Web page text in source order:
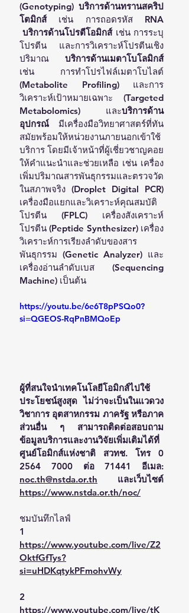
(Genotyping) บริการด้านทรานสคริป
โตมิกส์ เช่น การถอดรหัส RNA
บริการด้านโปรตีโอมิกส์ เช่น การระบุ
โปรตีน และการวิเคราะห์โปรตีนเชิง
ปริมาณ
บริการด้านเมตาโบโลมิกส์
เช่น การทำโปรไฟล์เมตาโบไลต์
(Metabolite Profiling) และการ
วิเคราะห์เป้าหมายเฉพาะ (Targeted
Metabolomics)  และบริการด้าน
อุปกรณ์ มีเครื่องมือวิทยาศาสตร์ที่ทัน
สมัยพร้อมให้หน่วยงานภายนอกเข้าใช้
บริการ โดยมีเจ้าหน้าที่ผู้เชี่ยวชาญคอย
ให้คำแนะนำและช่วยเหลือ เช่น เครื่อง
เพิ่มปริมาณสารพันธุกรรมและตรวจวัด
ในสภาพจริง (Droplet Digital PCR)
เครื่องมือแยกและวิเคราะห์คุณสมบัติ
โปรตีน (FPLC) เครื่องสังเคราะห์
โปรตีน (Peptide Synthesizer) เครื่อง
วิเคราะห์การเรียงลำดับของสาร
พันธุกรรม (Genetic Analyzer) และ
เครื่องอ่านลำดับเบส (Sequencing
Machine) เป็นต้น
https://youtu.be/6e6T8pPSQo0?
si=QGEOS-RqPnBMQoEp
ผู้ที่สนใจนำเทคโนโลยีโอมิกส์ไปใช้
ประโยชน์สูงสุด ไม่ว่าจะเป็นในแวดวง
วิชาการ อุตสาหกรรม ภาครัฐ หรือภาค
ส่วนอื่น ๆ สามารถติดต่อสอบถาม
ข้อมูลบริการและงานวิจัยเพิ่มเติมได้ที่
ศูนย์โอมิกส์แห่งชาติ สวทช. โทร 0
noc.th@nstda.or.th
https://www.nstda.or.th/noc/
ชมบันทึกไลฟ์
1
https://www.youtube.com/live/Z2
OktfGfTys?
si=uHDKqtykPFmohvWy
2
https://www.youtube.com/live/tK